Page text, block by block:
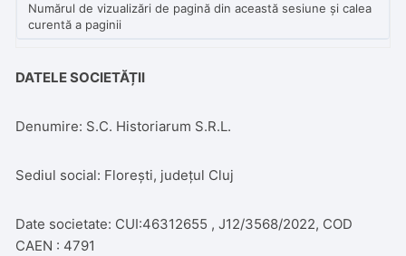
Numărul de vizualizări de pagină din această sesiune și calea
curentă a paginii
DATELE SOCIETĂȚII
Denumire: S.C. Historiarum S.R.L.
Sediul social: Florești, județul Cluj
Date societate: CUI:46312655 , J12/3568/2022, COD
CAEN : 4791